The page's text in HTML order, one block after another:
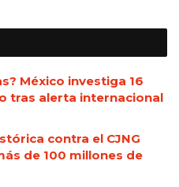
México investiga 16
tras alerta internacional
contra el CJNG
de 100 millones de